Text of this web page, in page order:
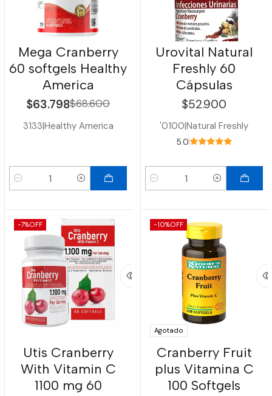
Mega Cranberry
60 softgels Healthy
America
$63.798$68.600
3133|Healthy America
Cantidad
Urovital Natural
Freshly 60
Cápsulas
$52.900
'0100|Natural Freshly
5.0
Cantidad
-7%OFF
Utis Cranberry
With Vitamin C
1100 mg 60
-10%OFF
Agotado
Cranberry Fruit
plus Vitamina C
100 Softgels